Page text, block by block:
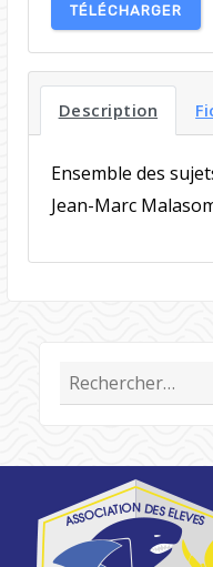
TÉLÉCHARGER
Description
Ensemble des
Jean-Marc
Rechercher :